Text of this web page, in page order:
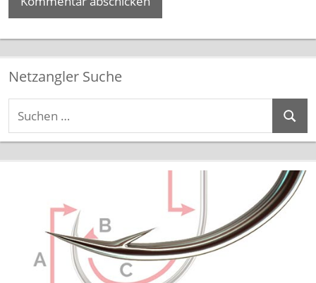
Netzangler Suche
Suchen
nach: